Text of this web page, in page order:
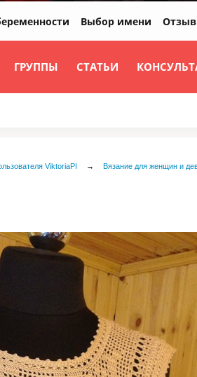
ГРУППЫ СТАТЬИ
Выбор имени
ViktoriaPI → Вязание для женщин и